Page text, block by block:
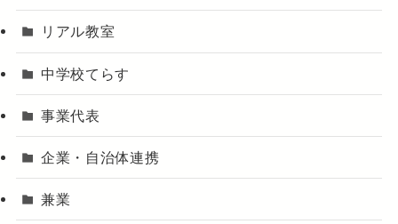
リアル教室
中学校てらす
事業代表
企業・自治体連携
兼業